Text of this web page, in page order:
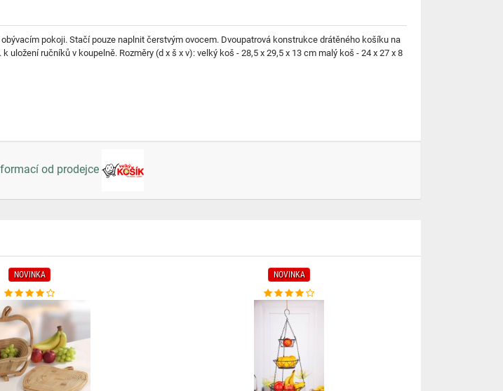
pokoji. Stačí pouze naplnit čerstvým ovocem. Dvoupatrová konstrukce drátěného košíku na
ručníků v koupelně. Rozměry (d x š x v): velký koš - 28,5 x 29,5 x 13 cm malý koš - 24 x 27 x 8
od prodejce
NOVINKA NOVINKA